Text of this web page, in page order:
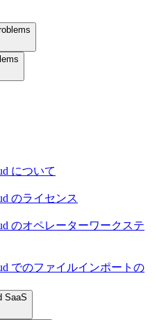
について
のライセンス
のオペレーターワークステ
でのファイルインポートの
SaaS